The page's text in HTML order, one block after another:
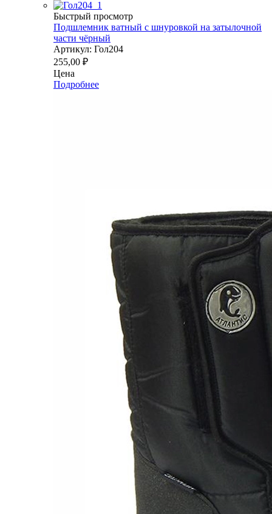
Быстрый просмотр
Подшлемник ватный с шнуровкой на затылочной
части чёрный
Артикул: Гол204
255,00 ₽
Цена
Подробнее